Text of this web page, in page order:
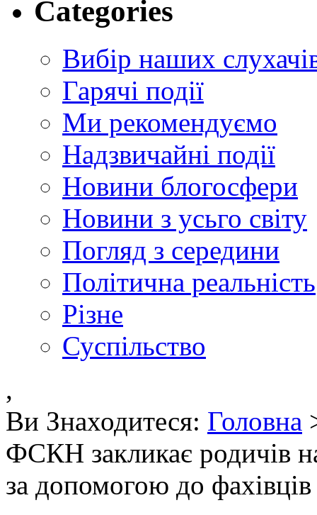
Categories
Вибір наших
Гарячі події
Ми рекомендуємо
Надзвичайні події
Новини блогосфери
Новини з усьго світу
Погляд з середини
Політична реальність
Різне
Суспільство
,
Ви Знаходитеся: Головна
ФСКН закликає родичів
за допомогою до фахівців